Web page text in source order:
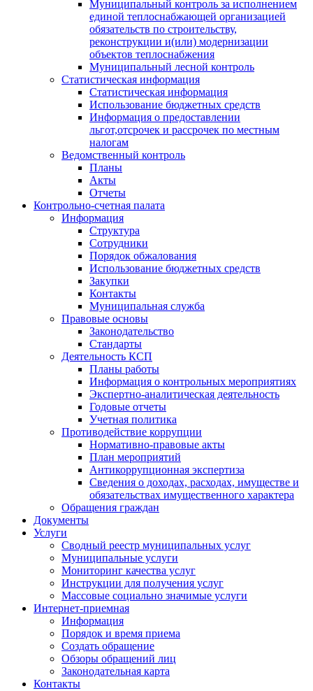
Муниципальный контроль за исполнением
единой теплоснабжающей организацией
обязательств по строительству,
реконструкции и(или) модернизации
объектов теплоснабжения
Муниципальный лесной контроль
Статистическая информация
Статистическая информация
Использование бюджетных средств
Информация о предоставлении
льгот,отсрочек и рассрочек по местным
налогам
Ведомственный контроль
Планы
Акты
Отчеты
Контрольно-счетная палата
Информация
Структура
Сотрудники
Порядок обжалования
Использование бюджетных средств
Закупки
Контакты
Муниципальная служба
Правовые основы
Законодательство
Стандарты
Деятельность КСП
Планы работы
Информация о контрольных мероприятиях
Экспертно-аналитическая деятельность
Годовые отчеты
Учетная политика
Противодействие коррупции
Нормативно-правовые акты
План мероприятий
Антикоррупционная экспертиза
Сведения о доходах, расходах, имуществе и
обязательствах имущественного характера
Обращения граждан
Документы
Услуги
Сводный реестр муниципальных услуг
Муниципальные услуги
Мониторинг качества услуг
Инструкции для получения услуг
Массовые социально значимые услуги
Интернет-приемная
Информация
Порядок и время приема
Создать обращение
Обзоры обращений лиц
Законодательная карта
Контакты